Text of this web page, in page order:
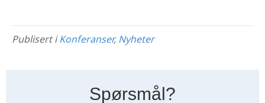
Publisert iKonferanser,Nyheter
Spørsmål?